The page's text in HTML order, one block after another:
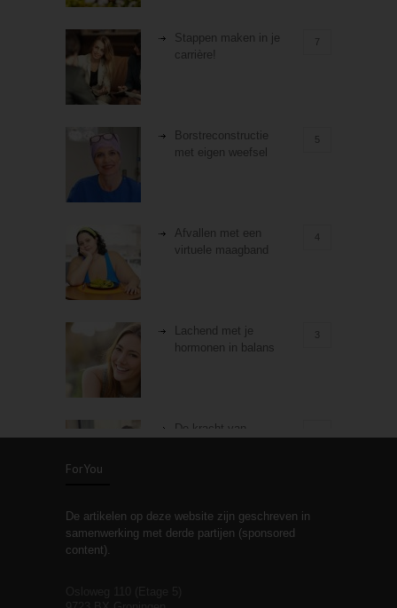
Stappen maken in je
carrière!
7
Borstreconstructie
met eigen weefsel
5
Afvallen met een
virtuele maagband
4
Lachend met je
hormonen in balans
3
De kracht van
Stiefouderschap en
relaties
ForYou
De artikelen op deze website zijn geschreven in
samenwerking met derde partijen (sponsored
content).